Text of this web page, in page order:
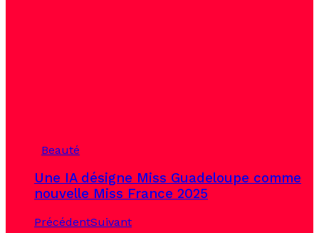
Beauté
Une IA désigne Miss Guadeloupe comme
nouvelle Miss France 2025
PrécédentSuivant